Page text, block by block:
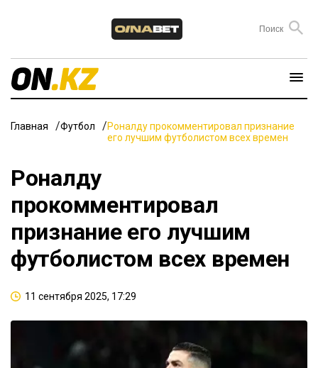
Главная Футбол
Роналду прокомментировал признание
его лучшим футболистом всех времен
Роналду
прокомментировал
признание его лучшим
футболистом всех времен
11 сентября 2025, 17:29